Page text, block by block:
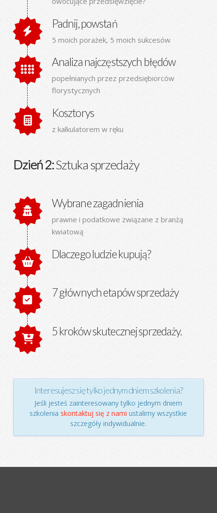
Padnij, powstań
5 moich porażek, 5 moich sukcesów
Analiza najczęstszych błędów
popełnianych przez przedsiębiorców
florystycznych
Kosztorys
z kalkulatorem w ręku
Dzień 2:Sztuka sprzedaży
Wybrane zagadnienia
prawne i podatkowe związane z branżą
kwiatową
Dlaczego ludzie kupują?
7 głównych etapów sprzedaży
5 kroków skutecznej sprzedaży.
Interesujesz się tylko jednym dniem szkolenia?
Jeśli jesteś zainteresowany tylko jednym dniem
szkoleniaskontaktuj się z namiustalimy wszystkie
szczegóły indywidualnie.